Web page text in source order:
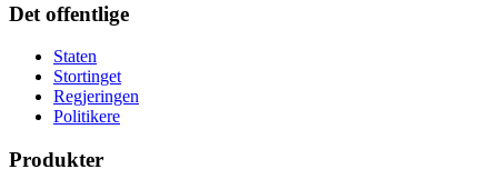
Det offentlige
Staten
Stortinget
Regjeringen
Politikere
Produkter